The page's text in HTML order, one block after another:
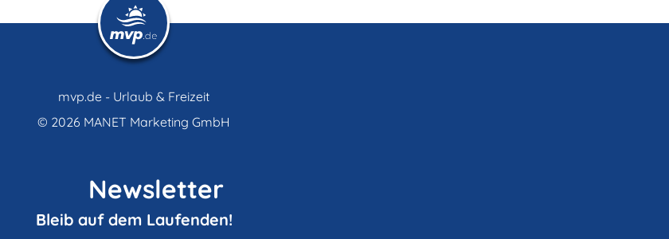
mvp.de - Urlaub & Freizeit
© 2026 MANET Marketing GmbH
Newsletter
Bleib auf dem Laufenden!